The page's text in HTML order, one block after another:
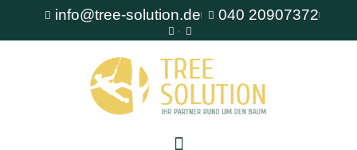
info@tree-solution.de 040 20907372